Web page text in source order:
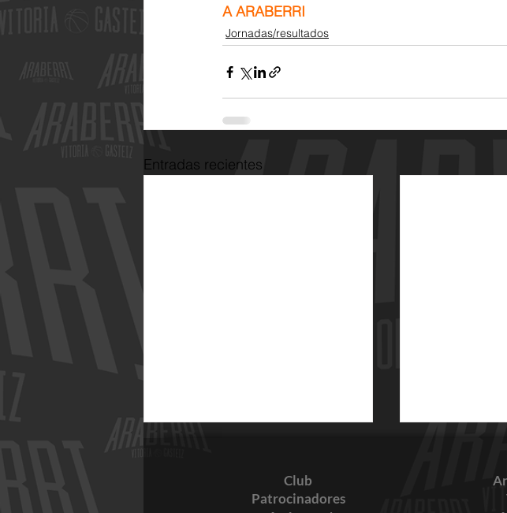
A ARABERRI
Jornadas/resultados
Entradas recientes
Club
Patrocinadores